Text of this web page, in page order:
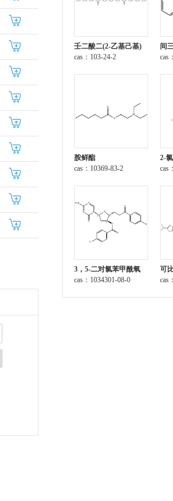
壬二酸二(2-乙基己基)
酯
cas：103-24-2
间
cas
胺鲜酯
cas：10369-83-2
2-
酰-
cas
3，5-二对氯苯甲酰氧
基-2-脱氧-5-氮杂胞苷
cas：1034301-08-0
可
cas